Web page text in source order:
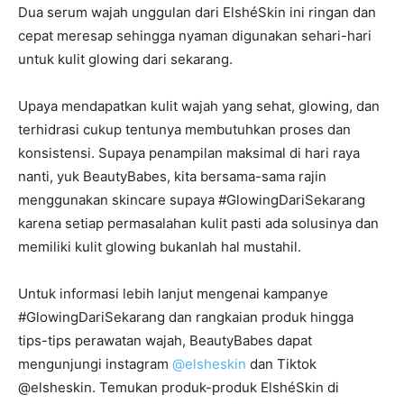
Dua serum wajah unggulan dari ElshéSkin ini ringan dan
cepat meresap sehingga nyaman digunakan sehari-hari
untuk kulit glowing dari sekarang.
Upaya mendapatkan kulit wajah yang sehat, glowing, dan
terhidrasi cukup tentunya membutuhkan proses dan
konsistensi. Supaya penampilan maksimal di hari raya
nanti, yuk BeautyBabes, kita bersama-sama rajin
menggunakan skincare supaya #GlowingDariSekarang
karena setiap permasalahan kulit pasti ada solusinya dan
memiliki kulit glowing bukanlah hal mustahil.
Untuk informasi lebih lanjut mengenai kampanye
#GlowingDariSekarang dan rangkaian produk hingga
tips-tips perawatan wajah, BeautyBabes dapat
mengunjungi instagram @elsheskin dan Tiktok
@elsheskin. Temukan produk-produk ElshéSkin di